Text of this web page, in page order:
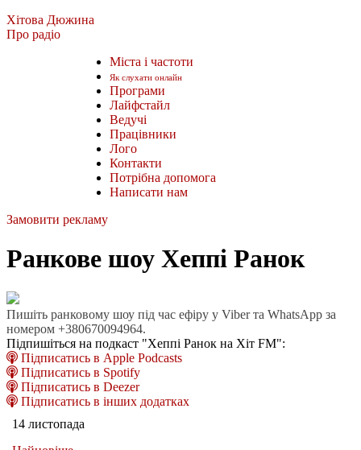
Хітова Дюжина
Про радіо
Міста і частоти
Як слухати онлайн
Програми
Лайфстайл
Ведучі
Працівники
Лого
Контакти
Потрібна допомога
Написати нам
Замовити рекламу
Ранкове шоу Хеппі Ранок
Пишіть ранковому шоу під час ефіру у Viber та WhatsApp за
номером +380670094964.
Підпишіться на подкаст "Хеппі Ранок на Хіт FM":
Підписатись в Apple Podcasts
Підписатись в Spotify
Підписатись в Deezer
Підписатись в інших додатках
14 листопада